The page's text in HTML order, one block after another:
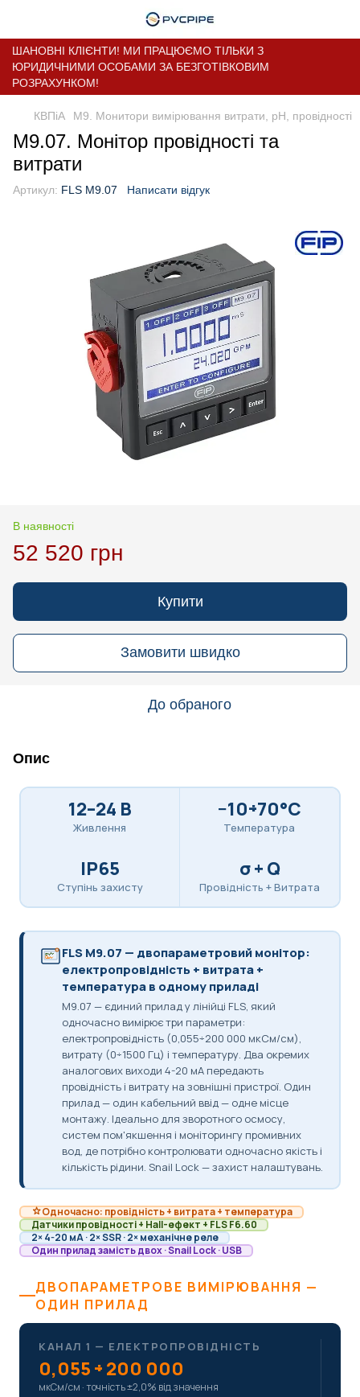
ШАНОВНІ КЛІЄНТИ! МИ ПРАЦЮЄМО ТІЛЬКИ З
ЮРИДИЧНИМИ ОСОБАМИ ЗА БЕЗГОТІВКОВИМ
РОЗРАХУНКОМ!
КВПіА M9. Монитори вимірювання витрати, pH, провідності
M9.07. Монітор провідності та
витрати
Артикул: FLS M9.07 Написати відгук
В наявності
52 520 грн
Купити
Замовити швидко
До обраного
Опис
12–24 В
Живлення
−10÷70°C
Температура
IP65
Ступінь захисту
σ + Q
Провідність + Витрата
σQ
FLS M9.07 — двопараметровий монітор:
електропровідність + витрата +
температура в одному приладі
M9.07 — єдиний прилад у лінійці FLS, який
одночасно вимірює три параметри:
електропровідність (0,055÷200 000 мкСм/см),
витрату (0÷1500 Гц) і температуру. Два окремих
аналогових виходи 4-20 мА передають
провідність і витрату на зовнішні пристрої. Один
прилад — один кабельний ввід — одне місце
монтажу. Ідеально для зворотного осмосу,
систем пом'якшення і моніторингу промивних
вод, де потрібно контролювати одночасно якість і
кількість рідини. Snail Lock — захист налаштувань.
Одночасно: провідність + витрата + температура
Датчики провідності + Hall-ефект + FLS F6.60
2× 4-20 мА · 2× SSR · 2× механічне реле
Один прилад замість двох · Snail Lock · USB
ДВОПАРАМЕТРОВЕ ВИМІРЮВАННЯ —
ОДИН ПРИЛАД
КАНАЛ 1 — ЕЛЕКТРОПРОВІДНІСТЬ
0,055 ÷ 200 000
мкСм/см · точність ±2,0% від значення